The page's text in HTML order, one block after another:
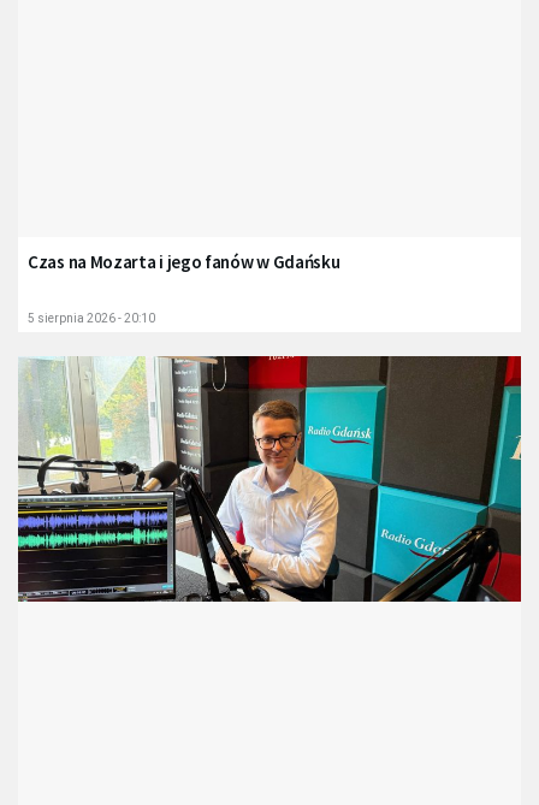
Czas na Mozarta i jego fanów w Gdańsku
5 sierpnia 2026 - 20:10